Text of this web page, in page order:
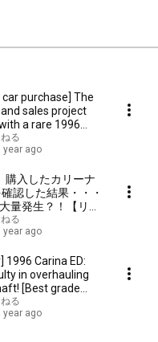
car purchase] The
sales project
a rare 1996
る
year ago
購入したカリーナ
認した結果・・・
量発生？！【リフ
vol.2】TOYOTA
Exciting Ver.
る
year ago
1996 Carina ED:
in overhauling
[Best grade
る
year ago